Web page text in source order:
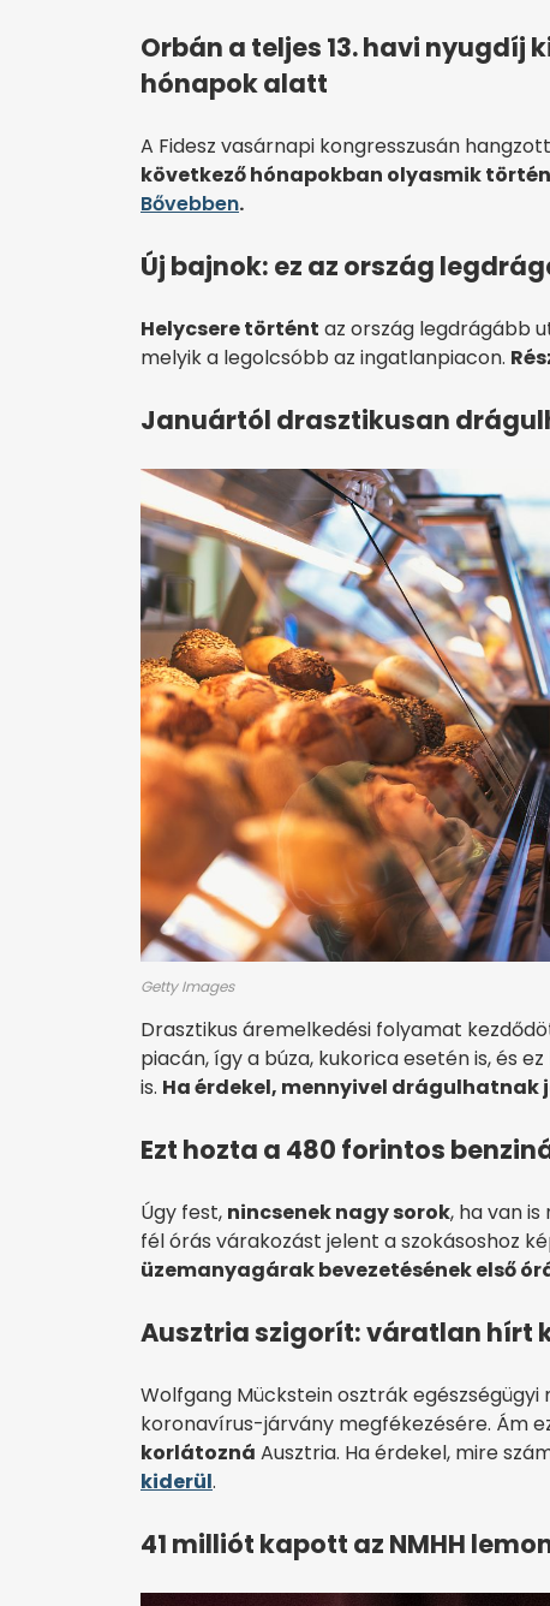
Orbán a teljes 13. havi nyugdíj
hónapok alatt
A Fidesz vasárnapi kongresszusán
következő hónapokban olyasmik
Bővebben.
Új bajnok: ez az ország
Helycsere történt az ország legdrágább
melyik a legolcsóbb az ingatlanpiacon.
Januártól drasztikusan
Getty Images
Drasztikus áremelkedési folyamat
piacán, így a búza, kukorica esetén is, és
is. Ha érdekel, mennyivel drágulhatnak
Ezt hozta a 480 forintos
Úgy fest, nincsenek nagy sorok, ha van
fél órás várakozást jelent a szokásoshoz
üzemanyagárak bevezetésének első
Ausztria szigorít: váratlan hírt
Wolfgang Mückstein osztrák egészségügyi
koronavírus-járvány megfékezésére. Ám
korlátozná Ausztria. Ha érdekel, mire
kiderül.
41 milliót kapott az NMHH